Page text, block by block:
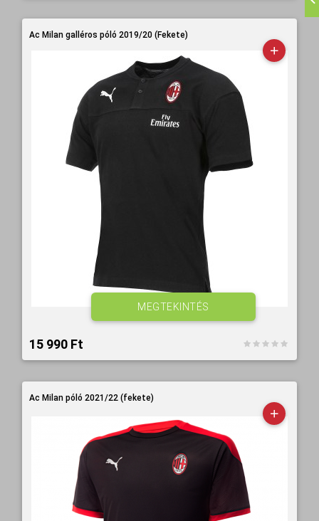
Ac Milan galléros póló 2019/20 (Fekete)
15 990 Ft‎
MEGTEKINTÉS
Ac Milan póló 2021/22 (fekete)